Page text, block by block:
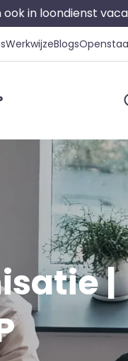
ook in loondienst
WerkwijzeBlogs
|